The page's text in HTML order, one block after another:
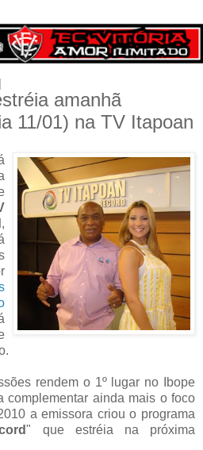
amanhã
11/01) na TV Itapoan
,
rendem o 1º lugar no Ibope
complementar ainda mais o foco
a emissora criou o programa
" que estréia na próxima